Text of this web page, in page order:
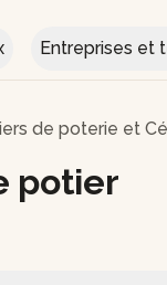
Entreprises et
de poterie et
potier